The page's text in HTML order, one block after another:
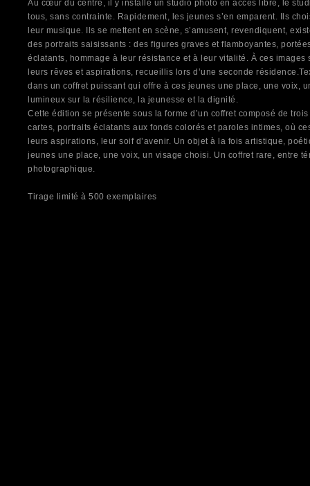
Au cœur du centre, il y installe un studio photo en accès libre, le
tous, sans contrainte. Rapidement, les jeunes s’en emparent. Ils
leur musique. Ils se mettent en scène, s’amusent, revendiquent,
des portraits saisissants : des figures graves et flamboyantes,
éclatants, hommage à leur résistance et à leur vitalité. À ces images
leurs rêves et aspirations, recueillis lors d’une seconde
dans un coffret puissant qui offre à ces jeunes une place, une voix,
lumineux sur la résilience, la jeunesse et la dignité.
Cette édition se présente sous la forme d’un coffret composé de
cartes, portraits éclatants aux fonds colorés et paroles intimes, où
leurs aspirations, leur soif d’avenir. Un objet à la fois artistique,
jeunes une place, une voix, un visage choisi. Un coffret rare, entre
photographique.
Tirage limité à 500 exemplaires